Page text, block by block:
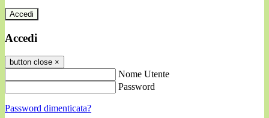
Accedi
Accedi
button close ×
Nome Utente
Password
Password dimenticata?